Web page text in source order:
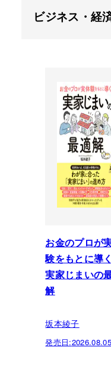
ビジネス・経
お金のプロが
験をもとに導
実家じまいの
解
坂本綾子
発売日:2026.08.05